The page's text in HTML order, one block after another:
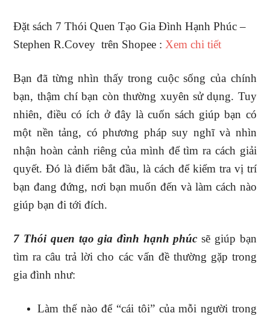
Đặt sách 7 Thói Quen Tạo Gia Đình Hạnh Phúc –
Stephen R.Covey trên Shopee :Xem chi tiết
Bạn đã từng nhìn thấy trong cuộc sống của chính
bạn, thậm chí bạn còn thường xuyên sử dụng. Tuy
nhiên, điều có ích ở đây là cuốn sách giúp bạn có
một nền tảng, có phương pháp suy nghĩ và nhìn
nhận hoàn cảnh riêng của mình để tìm ra cách giải
quyết. Đó là điểm bắt đầu, là cách để kiểm tra vị trí
bạn đang đứng, nơi bạn muốn đến và làm cách nào
giúp bạn đi tới đích.
7 Thói quen tạo gia đình hạnh phúc sẽ giúp bạn
tìm ra câu trả lời cho các vấn đề thường gặp trong
gia đình như:
Làm thế nào để “cái tôi” của mỗi người trong